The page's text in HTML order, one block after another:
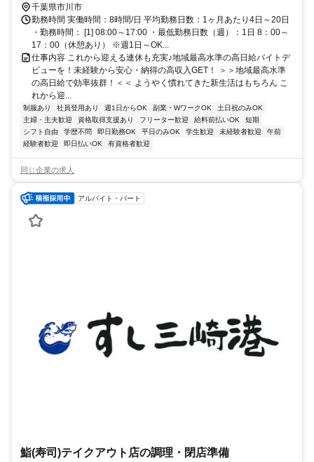
く活躍しています。
千葉県市川市
勤務時間 実働時間：8時間/日 平均勤務日数：1ヶ月あたり4日～20日
・勤務時間： [1] 08:00～17:00 ・最低勤務日数（週）：1日 8：00～
17：00（休憩あり） ※週1日～OK...
仕事内容 これから迎える連休も充実♪地域最高水準の高日給バイトデ
ビューを！未経験から安心・納得の高収入GET！ ＞＞地域最高水準
の高日給で効率抜群！＜＜ ようやく慣れてきた新生活はもちろん こ
れから迎...
制服あり 社員登用あり 週1日からOK 副業・WワークOK
土日祝のみOK
主婦・主夫歓迎
資格取得支援あり フリーター歓迎 給料前払いOK
短期
シフト自由
学歴不問 即日勤務OK 平日のみOK 学生歓迎 未経験者歓迎
午前
経験者歓迎
即日払いOK 有資格者歓迎
同じ企業の求人
アルバイト・パート
鮨(寿司)テイクアウト店の調理・閉店準備